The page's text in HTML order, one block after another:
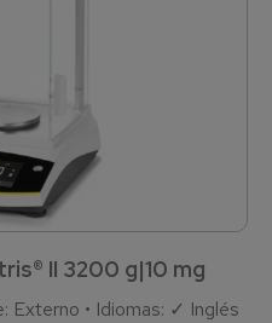
II 3200 g|10 mg
Externo • Idiomas: ✓ Inglés